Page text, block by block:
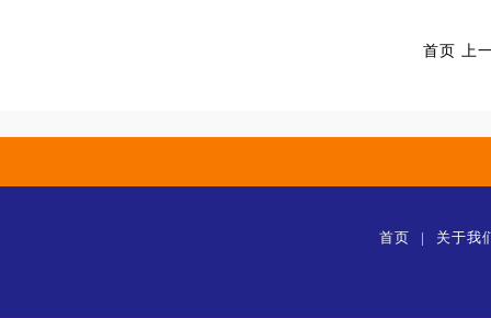
首页 上
首页 | 关于我